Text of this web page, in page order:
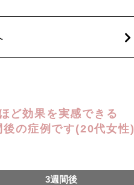
ど効果を実感できる
の症例です(20代女性)
3週間後